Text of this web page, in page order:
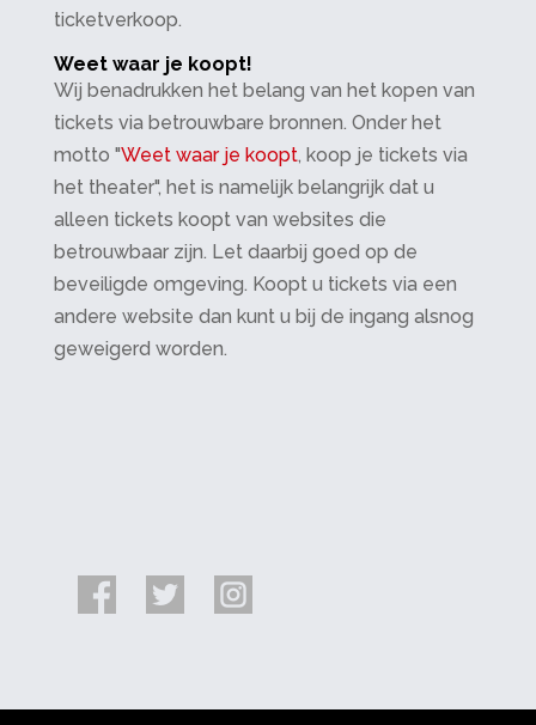
ticketverkoop.
Weet waar je koopt!
Wij benadrukken het belang van het kopen van
tickets via betrouwbare bronnen. Onder het
motto "Weet waar je koopt, koop je tickets via
het theater", het is namelijk belangrijk dat u
alleen tickets koopt van websites die
betrouwbaar zijn. Let daarbij goed op de
beveiligde omgeving. Koopt u tickets via een
andere website dan kunt u bij de ingang alsnog
geweigerd worden.